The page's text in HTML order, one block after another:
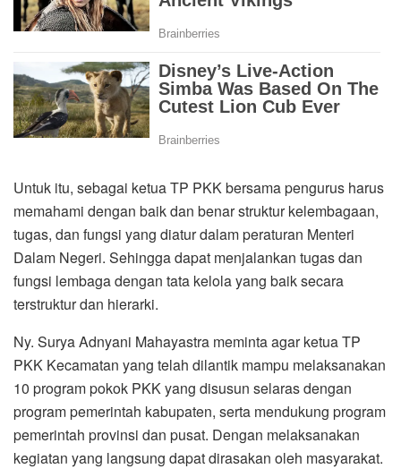
Untuk itu, sebagai ketua TP PKK bersama pengurus harus
memahami dengan baik dan benar struktur kelembagaan,
tugas, dan fungsi yang diatur dalam peraturan Menteri
Dalam Negeri. Sehingga dapat menjalankan tugas dan
fungsi lembaga dengan tata kelola yang baik secara
terstruktur dan hierarki.
Ny. Surya Adnyani Mahayastra meminta agar ketua TP
PKK Kecamatan yang telah dilantik mampu melaksanakan
10 program pokok PKK yang disusun selaras dengan
program pemerintah kabupaten, serta mendukung program
pemerintah provinsi dan pusat. Dengan melaksanakan
kegiatan yang langsung dapat dirasakan oleh masyarakat.